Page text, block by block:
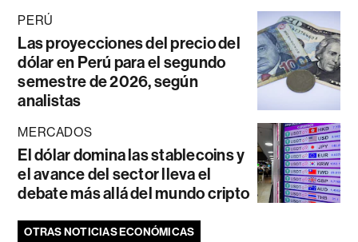
PERÚ
Las proyecciones del precio del
dólar en Perú para el segundo
semestre de 2026, según
analistas
MERCADOS
El dólar domina las stablecoins y
el avance del sector lleva el
debate más allá del mundo cripto
OTRAS NOTICIAS ECONÓMICAS